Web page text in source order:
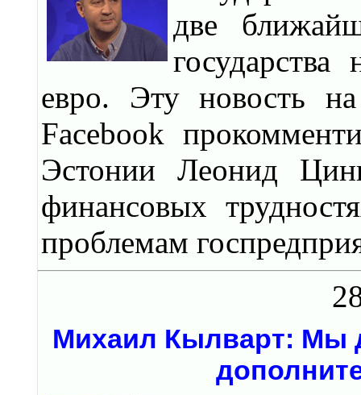
две
евро. Эту новость
Facebook
Эстонии Леонид
финансовых
проблемам
Михаил Кылварт: Мы